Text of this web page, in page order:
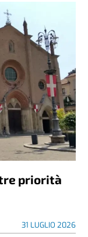
priorità
31 LUGLIO 2026